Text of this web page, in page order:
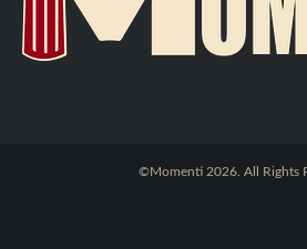
©Momenti 2026. All Rights